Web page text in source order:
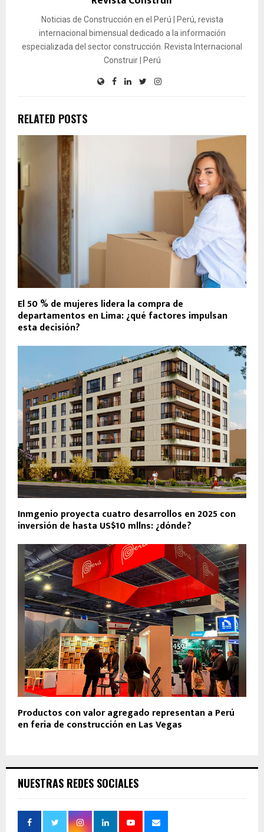
Noticias de Construcción en el Perú | Perú, revista
internacional bimensual dedicado a la información
especializada del sector construcción. Revista Internacional
Construir | Perú
RELATED POSTS
El 50 % de mujeres lidera la compra de
departamentos en Lima: ¿qué factores impulsan
esta decisión?
Inmgenio proyecta cuatro desarrollos en 2025 con
inversión de hasta US$10 mllns: ¿dónde?
Productos con valor agregado representan a Perú
en feria de construcción en Las Vegas
NUESTRAS REDES SOCIALES